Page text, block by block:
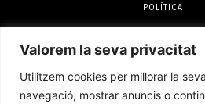
Valorem la seva privacitat
Utilitzem cookies per millorar la
navegació, mostrar anuncis o
POLÍTICA
Notícies
Ecologistes en Acció critica que el
obvia qüestions com la seguretat
la pròrroga d’Almaraz